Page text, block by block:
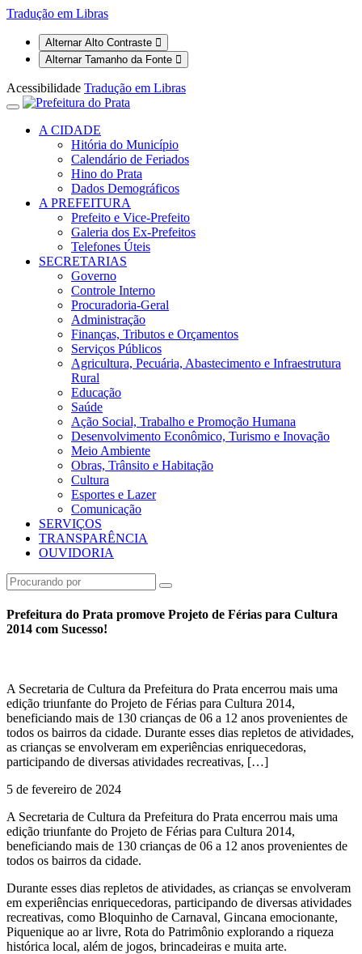
Tradução em Libras
Alternar Alto Contraste
Alternar Tamanho da Fonte
Acessibilidade Tradução em Libras
A CIDADE
Hitória do Município
Calendário de Feriados
Hino do Prata
Dados Demográficos
A PREFEITURA
Prefeito e Vice-Prefeito
Galeria dos Ex-Prefeitos
Telefones Úteis
SECRETARIAS
Governo
Controle Interno
Procuradoria-Geral
Administração
Finanças, Tributos e Orçamentos
Serviços Públicos
Agricultura, Pecuária, Abastecimento e Infraestrutura
Rural
Educação
Saúde
Ação Social, Trabalho e Promoção Humana
Desenvolvimento Econômico, Turismo e Inovação
Meio Ambiente
Obras, Trânsito e Habitação
Cultura
Esportes e Lazer
Comunicação
SERVIÇOS
TRANSPARÊNCIA
OUVIDORIA
Prefeitura do Prata promove Projeto de Férias para Cultura
2014 com Sucesso!
A Secretaria de Cultura da Prefeitura do Prata encerrou mais uma
edição triunfante do Projeto de Férias para Cultura 2014,
beneficiando mais de 130 crianças de 06 a 12 anos provenientes de
todos os bairros da cidade. Durante esses dias repletos de atividades,
as crianças se envolveram em experiências enriquecedoras,
participando de diversas atividades recreativas, […]
5 de fevereiro de 2024
A Secretaria de Cultura da Prefeitura do Prata encerrou mais uma
edição triunfante do Projeto de Férias para Cultura 2014,
beneficiando mais de 130 crianças de 06 a 12 anos provenientes de
todos os bairros da cidade.
Durante esses dias repletos de atividades, as crianças se envolveram
em experiências enriquecedoras, participando de diversas atividades
recreativas, como Bloquinho de Carnaval, Gincana emocionante,
Piquenique ao ar livre, Rota do Patrimônio explorando a riqueza
histórica local, além de jogos, brincadeiras e muita arte.